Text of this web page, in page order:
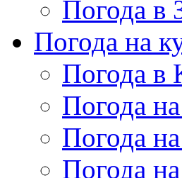
Погода в
Погода на
Погода в
Погода
Погода
Погода